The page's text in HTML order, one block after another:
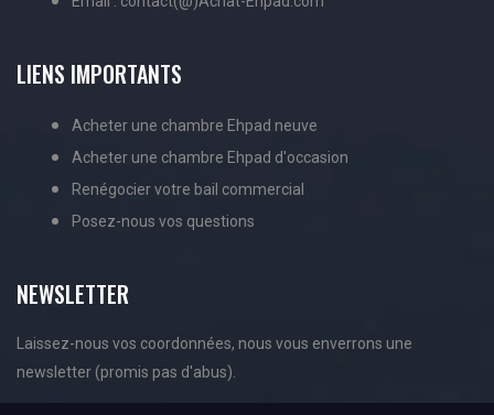
LIENS IMPORTANTS
Acheter une chambre Ehpad neuve
Acheter une chambre Ehpad d'occasion
Renégocier votre bail commercial
Posez-nous vos questions
NEWSLETTER
Laissez-nous vos coordonnées, nous vous enverrons une
newsletter (promis pas d'abus).